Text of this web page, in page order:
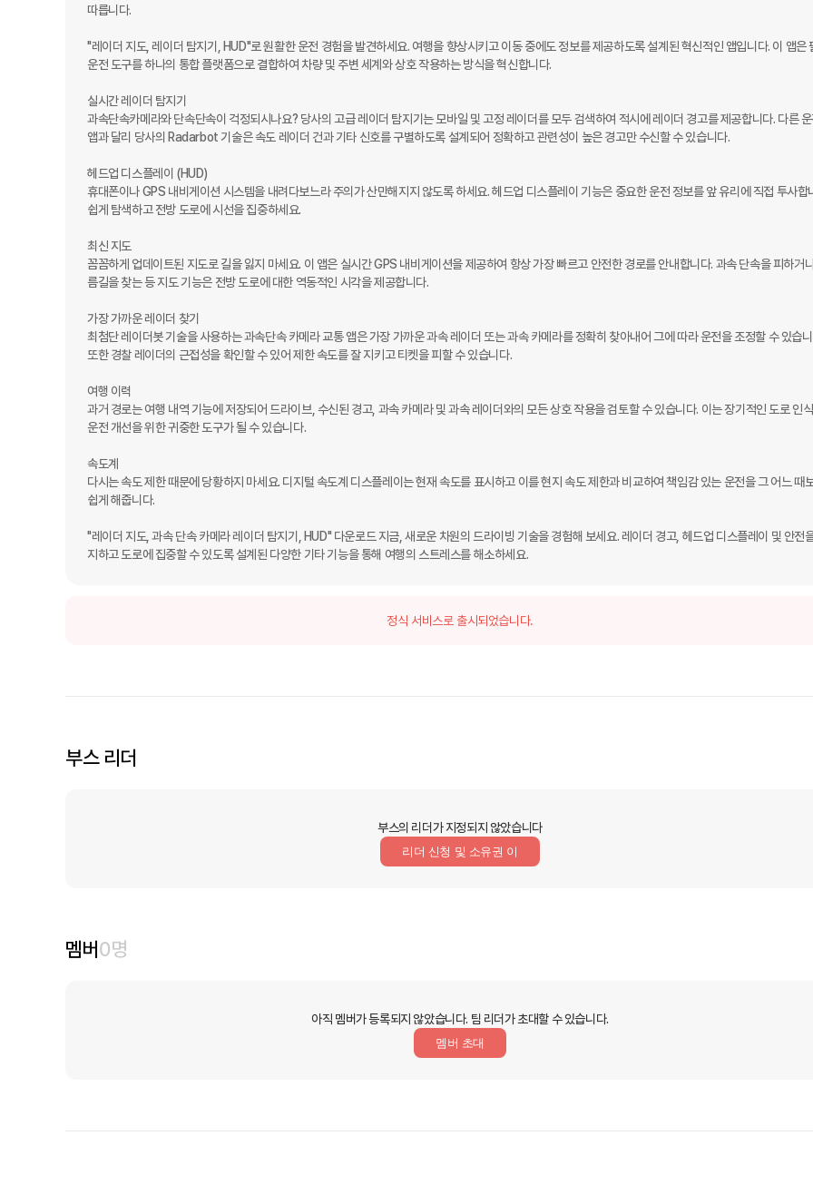
따릅니다.
"레이더 지도, 레이더 탐지기, HUD"로 원활한 운전 경험을 발견하세요. 여행을 향상시키고 이동 중에도 정보를 제공하도록 설계된 혁신적인 앱입니다. 이 앱은
운전 도구를 하나의 통합 플랫폼으로 결합하여 차량 및 주변 세계와 상호 작용하는 방식을 혁신합니다.
실시간 레이더 탐지기
과속단속카메라와 단속단속이 걱정되시나요? 당사의 고급 레이더 탐지기는 모바일 및 고정 레이더를 모두 검색하여 적시에 레이더 경고를 제공합니다. 다른
앱과 달리 당사의 Radarbot 기술은 속도 레이더 건과 기타 신호를 구별하도록 설계되어 정확하고 관련성이 높은 경고만 수신할 수 있습니다.
헤드업 디스플레이 (HUD)
휴대폰이나 GPS 내비게이션 시스템을 내려다보느라 주의가 산만해지지 않도록 하세요. 헤드업 디스플레이 기능은 중요한 운전 정보를 앞 유리에 직접 투사합
쉽게 탐색하고 전방 도로에 시선을 집중하세요.
최신 지도
꼼꼼하게 업데이트된 지도로 길을 잃지 마세요. 이 앱은 실시간 GPS 내비게이션을 제공하여 항상 가장 빠르고 안전한 경로를 안내합니다. 과속 단속을 피하거
름길을 찾는 등 지도 기능은 전방 도로에 대한 역동적인 시각을 제공합니다.
가장 가까운 레이더 찾기
최첨단 레이더봇 기술을 사용하는 과속단속 카메라 교통 앱은 가장 가까운 과속 레이더 또는 과속 카메라를 정확히 찾아내어 그에 따라 운전을 조정할 수 있습
또한 경찰 레이더의 근접성을 확인할 수 있어 제한 속도를 잘 지키고 티켓을 피할 수 있습니다.
여행 이력
과거 경로는 여행 내역 기능에 저장되어 드라이브, 수신된 경고, 과속 카메라 및 과속 레이더와의 모든 상호 작용을 검토할 수 있습니다. 이는 장기적인 도로 인
운전 개선을 위한 귀중한 도구가 될 수 있습니다.
속도계
다시는 속도 제한 때문에 당황하지 마세요. 디지털 속도계 디스플레이는 현재 속도를 표시하고 이를 현지 속도 제한과 비교하여 책임감 있는 운전을 그 어느 때
쉽게 ​​해줍니다.
"레이더 지도, 과속 단속 카메라 레이더 탐지기, HUD" 다운로드 지금, 새로운 차원의 드라이빙 기술을 경험해 보세요. 레이더 경고, 헤드업 디스플레이 및 안전
지하고 도로에 집중할 수 있도록 설계된 다양한 기타 기능을 통해 여행의 스트레스를 해소하세요.
정식 서비스로 출시되었습니다.
부스 리더
부스의 리더가 지정되지 않았습니다
리더 신청 및 소유권 이
멤버0명
아직 멤버가 등록되지 않았습니다. 팀 리더가 초대할 수 있습니다.
멤버 초대